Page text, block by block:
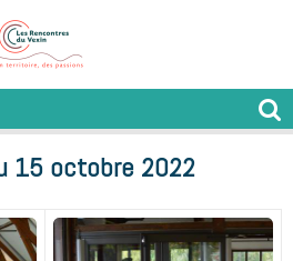
15 octobre 2022